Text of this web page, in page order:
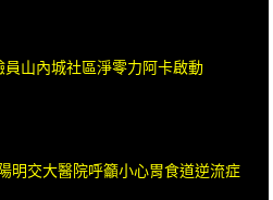
員山內城社區淨零力阿卡啟動
明交大醫院呼籲小心胃食道逆流症